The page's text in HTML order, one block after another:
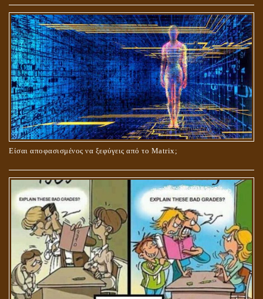
Είσαι αποφασισμένος να ξεφύγεις από το Matrix;
ΟΙ ΑΙΤΙΕΣ ΓΙΑ ΤΗΝ ΕΠΙΘΕΤΙΚΗ ΣΥΜΠΕΡΙΦΟΡΑ ΤΟΥ ΧΡΙΣΤΟΥ ΣΤΑ
ΝΗΠΙΑΚΑ ΤΟΥ ΧΡΟΝΙΑ